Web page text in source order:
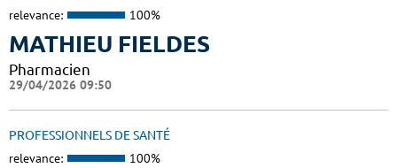
relevance: 100%
MATHIEU FIELDES
Pharmacien
29/04/2026 09:50
PROFESSIONNELS DE SANTÉ
relevance: 100%